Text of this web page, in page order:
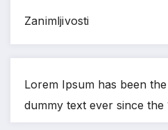
Zanimljivosti
Lorem Ipsum has been
dummy text ever since the